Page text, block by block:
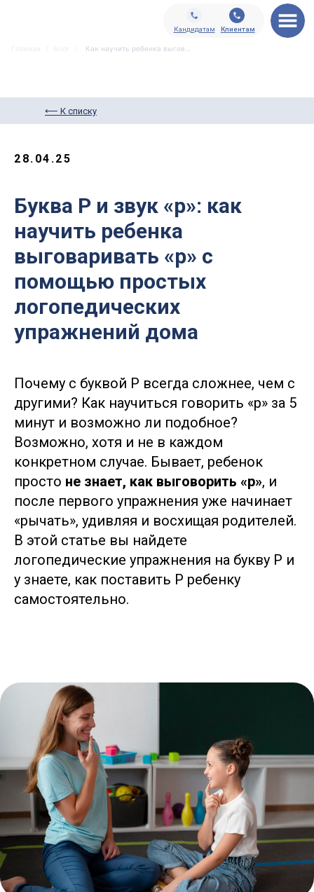
⟵ К списку
28.04.25
Буква Р и звук «р»: как
научить ребенка
выговаривать «р» с
помощью простых
логопедических
упражнений дома
Почему с буквой Р всегда сложнее, чем с
другими? Как научиться говорить «р» за 5
минут и возможно ли подобное?
Возможно, хотя и не в каждом
конкретном случае. Бывает, ребенок
просто не знает, как выговорить «р», и
после первого упражнения уже начинает
«рычать», удивляя и восхищая родителей.
В этой статье вы найдете
логопедические упражнения на букву Р и
у знаете, как поставить Р ребенку
самостоятельно.